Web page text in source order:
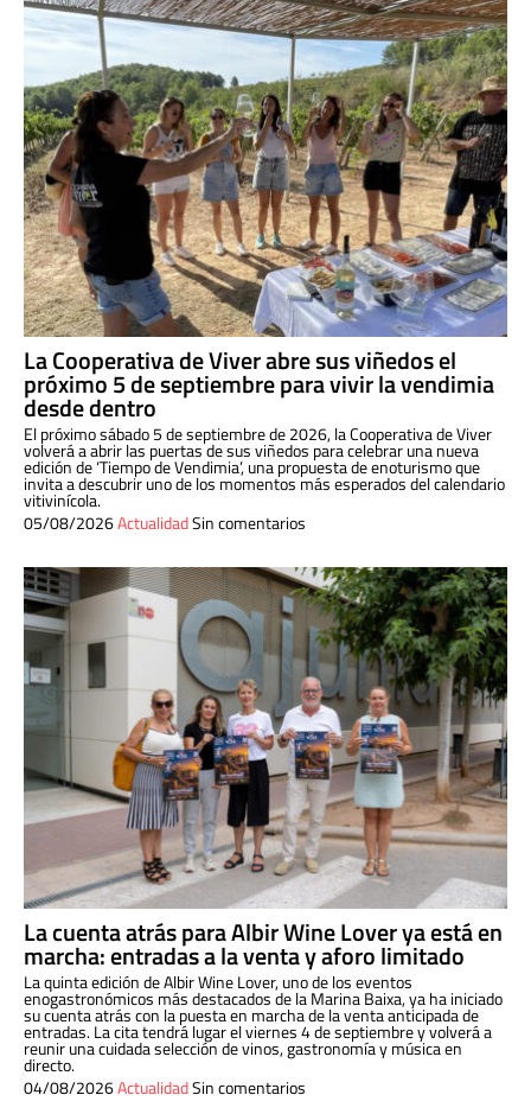
La Cooperativa de Viver abre sus viñedos el
próximo 5 de septiembre para vivir la vendimia
desde dentro
El próximo sábado 5 de septiembre de 2026, la Cooperativa de Viver
volverá a abrir las puertas de sus viñedos para celebrar una nueva
edición de ‘Tiempo de Vendimia’, una propuesta de enoturismo que
invita a descubrir uno de los momentos más esperados del calendario
vitivinícola.
05/08/2026ActualidadSin comentarios
La cuenta atrás para Albir Wine Lover ya está en
marcha: entradas a la venta y aforo limitado
La quinta edición de Albir Wine Lover, uno de los eventos
enogastronómicos más destacados de la Marina Baixa, ya ha iniciado
su cuenta atrás con la puesta en marcha de la venta anticipada de
entradas. La cita tendrá lugar el viernes 4 de septiembre y volverá a
reunir una cuidada selección de vinos, gastronomía y música en
directo.
04/08/2026ActualidadSin comentarios